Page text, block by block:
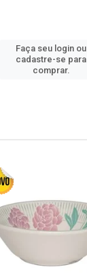
Faça seu login ou
cadastre-se para
comprar.